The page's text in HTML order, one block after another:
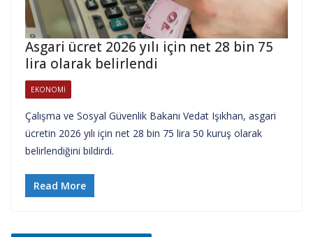
Asgari ücret 2026 yılı için net 28 bin 75
lira olarak belirlendi
EKONOMI
Çalışma ve Sosyal Güvenlik Bakanı Vedat Işıkhan, asgari
ücretin 2026 yılı için net 28 bin 75 lira 50 kuruş olarak
belirlendiğini bildirdi.
Read More